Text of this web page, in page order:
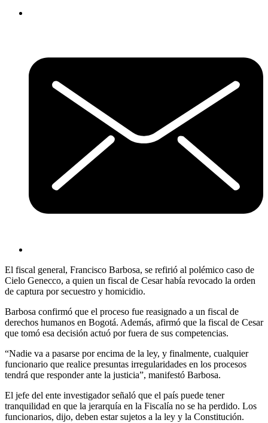
El fiscal general, Francisco Barbosa, se refirió al polémico caso de
Cielo Genecco, a quien un fiscal de Cesar había revocado la orden
de captura por secuestro y homicidio.
Barbosa confirmó que el proceso fue reasignado a un fiscal de
derechos humanos en Bogotá. Además, afirmó que la fiscal de Cesar
que tomó esa decisión actuó por fuera de sus competencias.
“Nadie va a pasarse por encima de la ley, y finalmente, cualquier
funcionario que realice presuntas irregularidades en los procesos
tendrá que responder ante la justicia”, manifestó Barbosa.
El jefe del ente investigador señaló que el país puede tener
tranquilidad en que la jerarquía en la Fiscalía no se ha perdido. Los
funcionarios, dijo, deben estar sujetos a la ley y la Constitución.